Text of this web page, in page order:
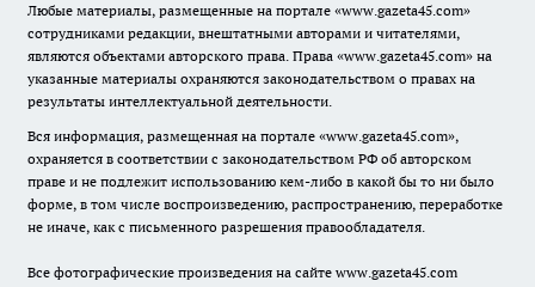
Любые материалы, размещенные на портале «www.gazeta45.com»
сотрудниками редакции, внештатными авторами и читателями,
являются объектами авторского права. Права «www.gazeta45.com» на
указанные материалы охраняются законодательством о правах на
результаты интеллектуальной деятельности.
Вся информация, размещенная на портале «www.gazeta45.com»,
охраняется в соответствии с законодательством РФ об авторском
праве и не подлежит использованию кем-либо в какой бы то ни было
форме, в том числе воспроизведению, распространению, переработке
не иначе, как с письменного разрешения правообладателя.
Все фотографические произведения на сайте www.gazeta45.com